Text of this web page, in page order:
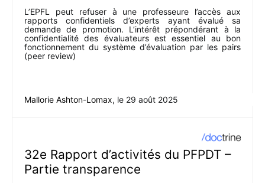
L’EPFL peut refuser à une professeure l’accès aux
rapports confidentiels d’experts ayant évalué sa
demande de promotion. L’intérêt prépondérant à la
confidentialité des évaluateurs est essentiel au bon
fonctionnement du système d’évaluation par les pairs
(peer review)
Mallorie Ashton-Lomax, le 29 août 2025
32e Rapport d’activités du PFPDT –
Partie transparence